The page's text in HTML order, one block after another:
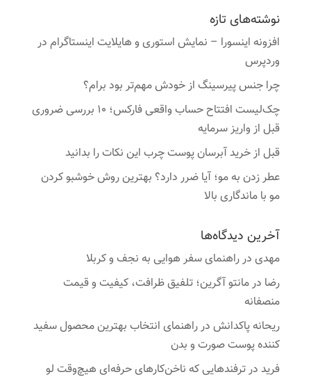
نوشته‌های تازه
افزونه اینسورا – نمایش استوری و هایلایت اینستاگرام در
وردپرس
چرا جنس پیرسینگ از خودش مهم‌تر بود برام؟
چک‌لیست افتتاح حساب واقعی فارکس؛ ۱۰ بررسی ضروری
قبل از واریز سرمایه
قبل از خرید آبرسان پوست چرب این نکات را بدانید
عطر زدن به مو؛ آیا ضرر دارد؟ بهترین روش خوشبو کردن
مو با ماندگاری بالا
آخرین دیدگاه‌ها
مهدیدرراهنمای سفر هوایی به نجف و کربلا
رضا درمانتو آگرین؛ تلفیق ظرافت، کیفیت و قیمت
منصفانه
ریحانه پاکدانشدرراهنمای انتخاب بهترین محصول سفید
کننده پوست صورت و بدن
فریددرترفندهایی که ناخن‌کارهای حرفه‌ای هیچ‌وقت لو